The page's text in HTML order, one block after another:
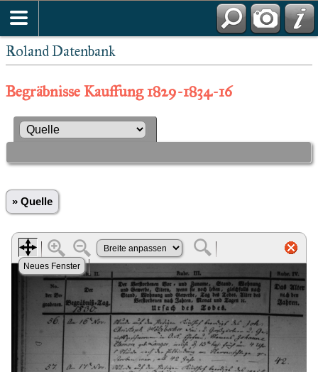
Roland Datenbank
Begräbnisse Kauffung 1829-1834-16
» Quelle